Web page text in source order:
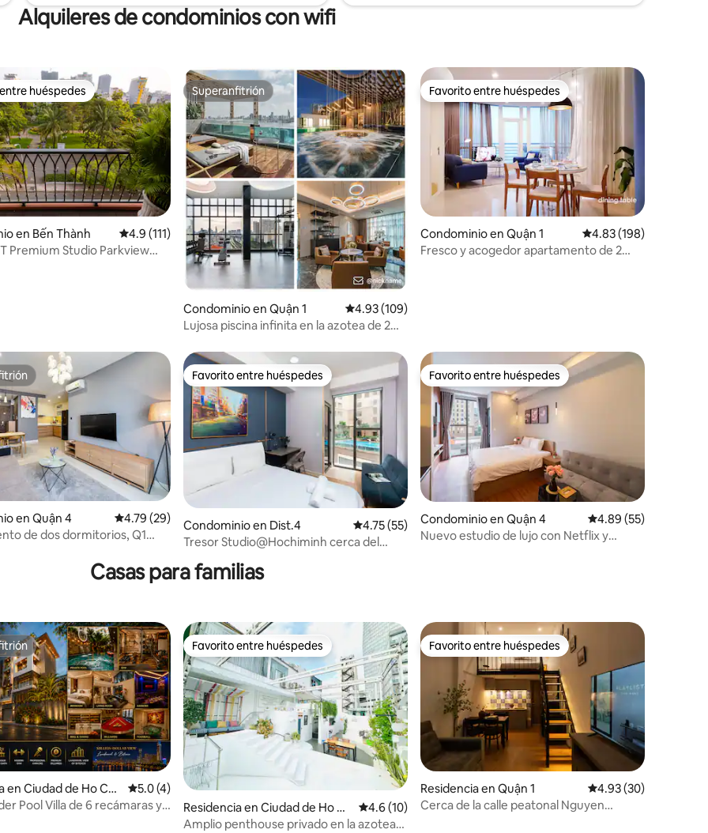
Alquileres de condominios con wifi
de 5; 232 evaluaciones
huéspedes
huéspedes
en Bến Thành Calificación promedio: 4.9 de 5; 111 evaluaciones
4.9 (111)
Premium Studio Parkview
Superanfitrión
Superanfitrión
Condominio en Quận 1 Calificación promedio: 4.93 de 5; 109 evaluaciones
4.93 (109)
Lujosa piscina infinita en la azotea de 2
Favorito entre huéspedes
Favorito entre huéspedes
Condominio en Quận 1 Calificación promedio:
4.83 (198)
Fresco y acogedor apartamento de 2
de 5; 213 evaluaciones
en Quận 4 Calificación promedio: 4.79 de 5; 29 evaluaciones
4.79 (29)
de dos dormitorios, Q1
Favorito entre huéspedes
Favorito entre huéspedes
Condominio en Dist.4 Calificación promedio: 4.75 de 5; 55 evaluaciones
4.75 (55)
Tresor Studio@Hochiminh cerca del
Favorito entre huéspedes
Favorito entre huéspedes
Condominio en Quận 4 Calificación
4.89 (55)
Nuevo estudio de lujo con Netflix y
Casas para familias
en Ciudad de Ho Chi
Calificación promedio: 5.0 de 5; 4 evaluaciones
5.0 (4)
Pool Villa de 6 recámaras y
Favorito entre huéspedes
Favorito entre huéspedes
Residencia en Ciudad de Ho Ch
i Minh
Calificación promedio: 4.6 de 5; 10 evaluaciones
4.6 (10)
Amplio penthouse privado en la azotea
Favorito entre huéspedes
Favorito entre huéspedes
Residencia en Quận 1 Calificación
4.93 (30)
Cerca de la calle peatonal Nguyen